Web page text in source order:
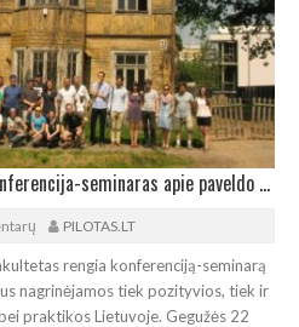
KONFLIKTAI IR TVARUMAS: Konferencija-seminaras apie paveldo bendruomenes Lietuvoje
PILOTAS.LT
rengia konferenciją-seminarą
nagrinėjamos tiek pozityvios, tiek ir
praktikos Lietuvoje. Gegužės 22